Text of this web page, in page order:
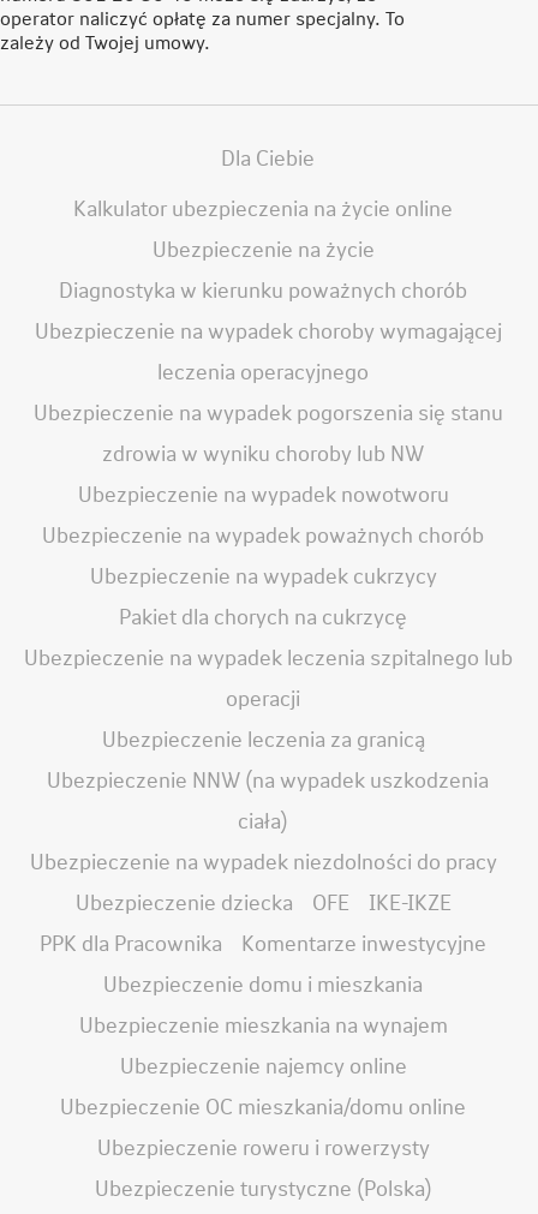
operator naliczyć opłatę za numer specjalny. To
zależy od Twojej umowy.
Dla Ciebie
Kalkulator ubezpieczenia na życie online
Ubezpieczenie na życie
Diagnostyka w kierunku poważnych chorób
Ubezpieczenie na wypadek choroby wymagającej
leczenia operacyjnego
Ubezpieczenie na wypadek pogorszenia się stanu
zdrowia w wyniku choroby lub NW
Ubezpieczenie na wypadek nowotworu
Ubezpieczenie na wypadek poważnych chorób
Ubezpieczenie na wypadek cukrzycy
Pakiet dla chorych na cukrzycę
Ubezpieczenie na wypadek leczenia szpitalnego lub
operacji
Ubezpieczenie leczenia za granicą
Ubezpieczenie NNW (na wypadek uszkodzenia
ciała)
Ubezpieczenie na wypadek niezdolności do pracy
Ubezpieczenie dziecka
OFE
IKE-IKZE
PPK dla Pracownika
Komentarze inwestycyjne
Ubezpieczenie domu i mieszkania
Ubezpieczenie mieszkania na wynajem
Ubezpieczenie najemcy online
Ubezpieczenie OC mieszkania/domu online
Ubezpieczenie roweru i rowerzysty
Ubezpieczenie turystyczne (Polska)